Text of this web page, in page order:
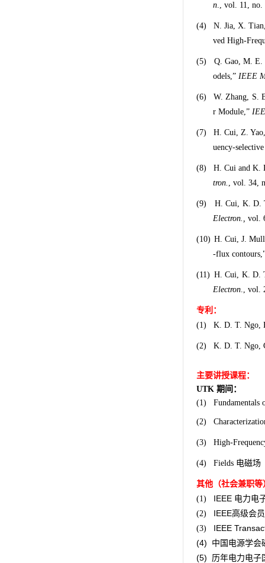
n., vol. 11, no.
(4)
N. Jia, X.
ved High-
(5)
Q. Gao, M. E.
odels,” IEEE
(6)
W. Zhang, S.
r Module,”
(7)
H. Cui, Z.
uency-
(8)
H. Cui and K.
tron. , vol. 34,
(9)
H. Cui, K. D.
Electron., vol.
(10) H. Cui, J.
-flux
(11) H. Cui, K. D.
Electron., vol.
专利：
(1) K. D. T. Ngo,
(2) K. D. T. Ngo,
主要讲授课程：
UTK 期间：
(1) Fundamentals
(2)
(3) High-
(4) Fields 电磁场
其他（社会兼职等
(1) IEEE 电力电
(2) IEEE高级会员
(3)
IEEE
(4)
中国电源学会
(5)
历年电力电子